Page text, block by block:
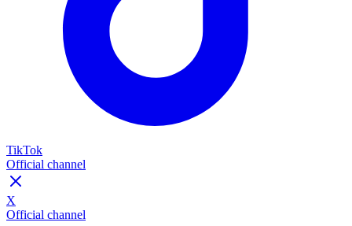
TikTok
Official channel
X
Official channel